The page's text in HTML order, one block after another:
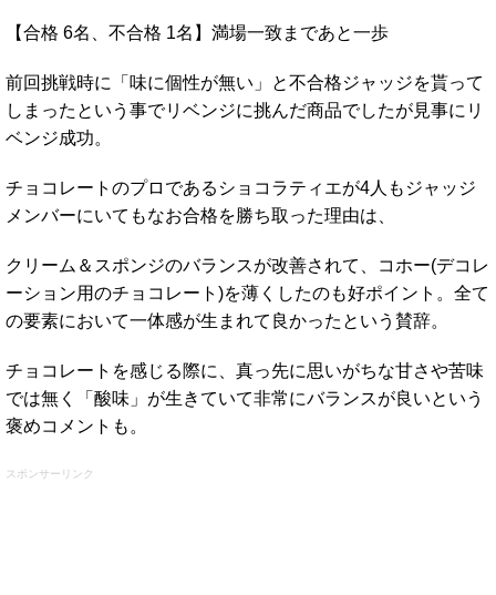
【合格 6名、不合格 1名】満場一致まであと一歩
前回挑戦時に「味に個性が無い」と不合格ジャッジを貰って
しまったという事でリベンジに挑んだ商品でしたが見事にリ
ベンジ成功。
チョコレートのプロであるショコラティエが4人もジャッジ
メンバーにいてもなお合格を勝ち取った理由は、
クリーム＆スポンジのバランスが改善されて、コホー(デコレ
ーション用のチョコレート)を薄くしたのも好ポイント。全て
の要素において一体感が生まれて良かったという賛辞。
チョコレートを感じる際に、真っ先に思いがちな甘さや苦味
では無く「酸味」が生きていて非常にバランスが良いという
褒めコメントも。
スポンサーリンク